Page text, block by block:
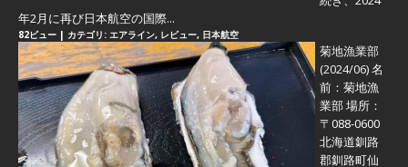
年2月に再び日本航空の国際...
82ビュー | カテゴリ: エアライン, レビュー, 日本航空
菊地漁業部
(2024/06)名
前：菊地漁
業部 場所：
〒088-0600
北海道釧路
郡釧路町仙